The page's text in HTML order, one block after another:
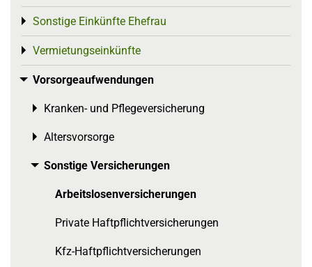
Sonstige Einkünfte Ehefrau
Toggle menu
Vermietungseinkünfte
Toggle menu
Vorsorgeaufwendungen
Toggle menu
Kranken- und Pflegeversicherung
Toggle menu
Altersvorsorge
Toggle menu
Sonstige Versicherungen
Toggle menu
Arbeitslosenversicherungen
Private Haftpflichtversicherungen
Kfz-Haftpflichtversicherungen